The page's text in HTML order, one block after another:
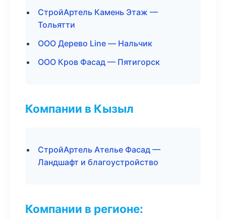
СтройАртель Камень Этаж —
Тольятти
ООО Дерево Line — Нальчик
ООО Кров Фасад — Пятигорск
Компании в Кызыл
СтройАртель Ателье Фасад —
Ландшафт и благоустройство
Компании в регионе: